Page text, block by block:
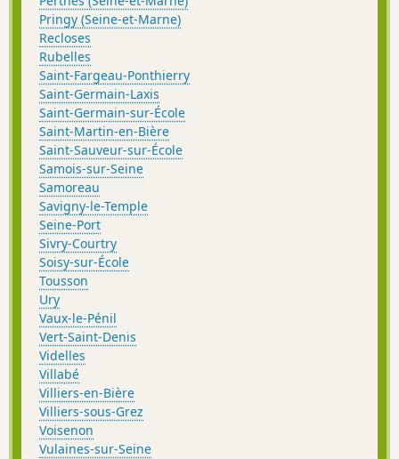
Pringy (Seine-et-Marne)
Recloses
Rubelles
Saint-Fargeau-Ponthierry
Saint-Germain-Laxis
Saint-Germain-sur-École
Saint-Martin-en-Bière
Saint-Sauveur-sur-École
Samois-sur-Seine
Samoreau
Savigny-le-Temple
Seine-Port
Sivry-Courtry
Soisy-sur-École
Tousson
Ury
Vaux-le-Pénil
Vert-Saint-Denis
Videlles
Villabé
Villiers-en-Bière
Villiers-sous-Grez
Voisenon
Vulaines-sur-Seine